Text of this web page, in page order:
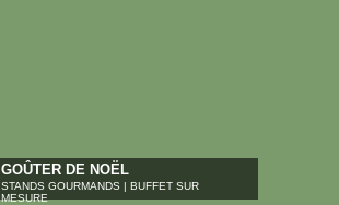
GOÛTER DE NOËL
STANDS GOURMANDS | BUFFET SUR
MESURE